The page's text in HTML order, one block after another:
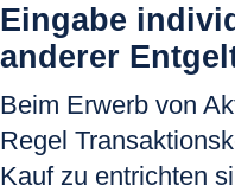
Eingabe
anderer
Beim Erwerb von
Regel
Kauf zu entrichten